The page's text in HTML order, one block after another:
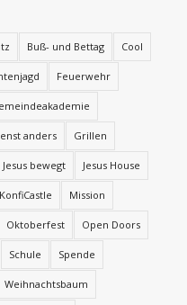
Buß- und Bettag Cool
Feuerwehr
anders Grillen
Jesus bewegt Jesus House
KonfiCastle Mission
Oktoberfest Open Doors
Schule Spende
Weihnachtsbaum